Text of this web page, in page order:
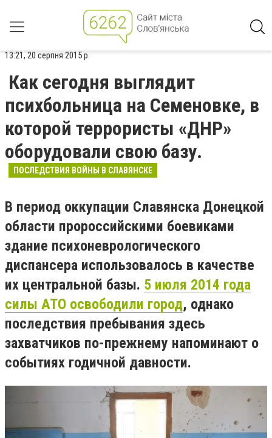
13:21, 20 серпня 2015 р.
Как сегодня выглядит
психбольница на Семеновке, в
которой террористы «ДНР»
оборудовали свою базу.
ПОСЛЕДСТВИЯ ВОЙНЫ В СЛАВЯНСКЕ
В период оккупации Славянска Донецкой
области пророссийскими боевиками
здание психоневрологического
диспансера использовалось в качестве
их центральной базы. 5 июля 2014 года
силы АТО освободили город, однако
последствия пребывания здесь
захватчиков по-прежнему напоминают о
событиях годичной давности.